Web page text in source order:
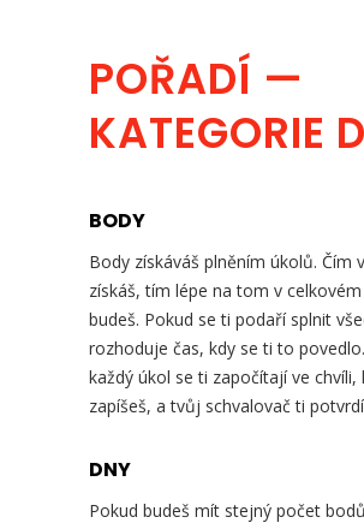
POŘADÍ —
KATEGORIE
BODY
Body získáváš plněním úkolů. Čím
získáš, tím lépe na tom v
budeš. Pokud se ti podaří splnit
rozhoduje čas, kdy se ti to
každý úkol se ti započítají ve chvíli,
zapíšeš, a tvůj schvalovač ti
DNY
Pokud budeš mít stejný počet